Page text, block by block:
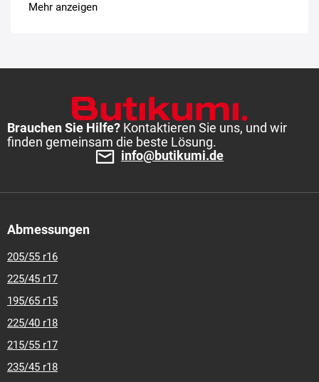
Mehr anzeigen
Brauchen Sie Hilfe? Kontaktieren Sie uns, und wir
finden gemeinsam die beste Lösung.
info@butikumi.de
Abmessungen
205/55 r16
225/45 r17
195/65 r15
225/40 r18
215/55 r17
235/45 r18